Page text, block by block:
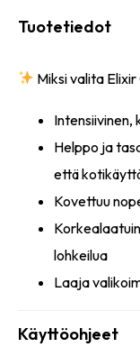
Tuotetiedot
Miksi valita
Intensiivinen,
Helppo ja
että
Kovettuu
lohkeilua
Laaja
Käyttöohjeet